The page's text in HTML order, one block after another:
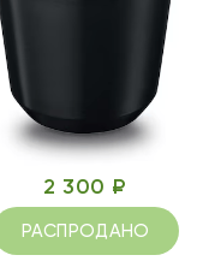
2 300 ₽
РАСПРОДАНО